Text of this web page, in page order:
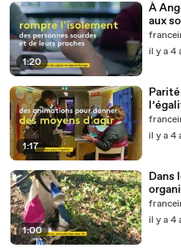
1:20
À
aux
il y a 4
1:17
il y a 4
1:00
Dans
de la
il y a 4